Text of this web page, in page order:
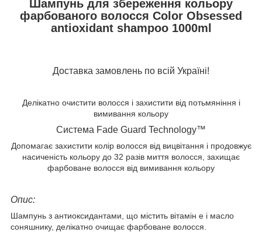
Шампунь для збереження кольору
фарбованого волосся Color Obsessed
antioxidant shampoo 1000ml
Доставка замовлень по всій Україні!
Делікатно очистити волосся і захистити від потьмяніння і
вимивання кольору
Система Fade Guard Technology™
Допомагає захистити колір волосся від вицвітання і продовжує
насиченість кольору до 32 разів миття волосся, захищає
фарбоване волосся від вимивання кольору
Опис:
Шампунь з антиоксидантами, що містить вітамін е і масло
соняшнику, делікатно очищає фарбоване волосся.